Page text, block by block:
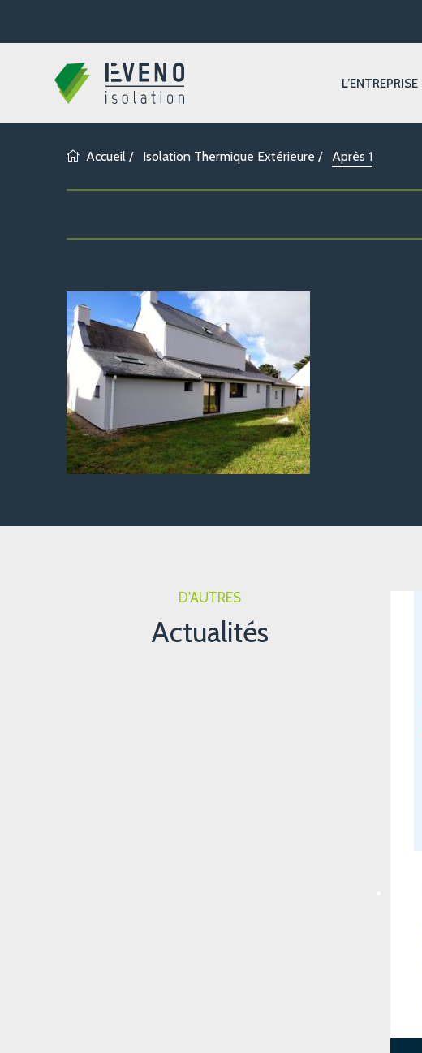
L’ENTREPRISE
Accueil / Isolation Thermique Extérieure / Après 1
D'AUTRES
Actualités